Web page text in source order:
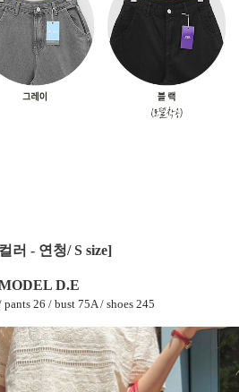
러 - 연청/ S size]
D.E
26 / bust 75A / shoes 245